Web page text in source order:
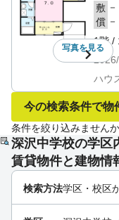
写真を見る
敷 －
償 －
1階/
ハウ
今の検索条件で物
条件を絞り込みません
深沢中学校の学区
賃貸物件と建物情
検索方法学区・校区